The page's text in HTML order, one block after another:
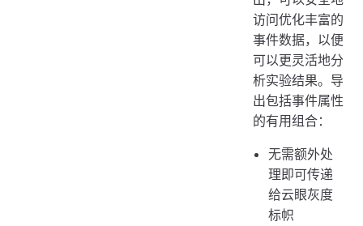
访问优化丰富的
事件数据，以便
可以更灵活地分
析实验结果。导
出包括事件属性
的有用组合：
无需额外处
理即可传递
给云眼灰度
标帜